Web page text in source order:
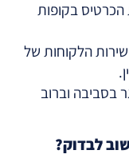
בקופות
הלקוחות של
בסביבה וברוב
לבדוק?